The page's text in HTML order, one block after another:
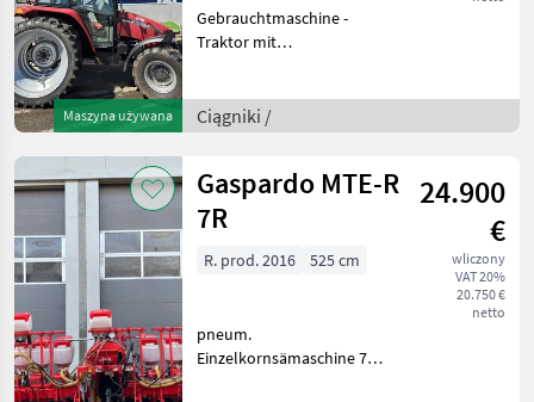
Maszyna używana
Gebrauchtmaschine -
Traktor mit
Zylinder Diesel,
wassergekühlt - Getriebe
Zapfwelle 540, 5
Ciągniki /
Gaspardo MTE-R
7R
24.900
€
wliczony
VAT 20%
20.750 €
netto
R. prod. 2016 525 cm
pneum.
Einzelkornsämaschine 7